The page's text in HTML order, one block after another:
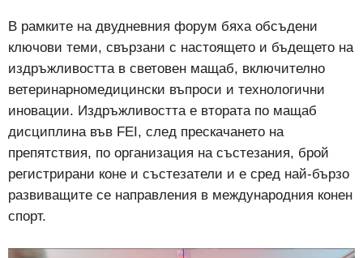
В рамките на двудневния форум бяха обсъдени
ключови теми, свързани с настоящето и бъдещето на
издръжливостта в световен мащаб, включително
ветеринарномедицински въпроси и технологични
иновации. Издръжливостта е втората по мащаб
дисциплина във FEI, след прескачането на
препятствия, по организация на състезания, брой
регистрирани коне и състезатели и е сред най-бързо
развиващите се направления в международния конен
спорт.